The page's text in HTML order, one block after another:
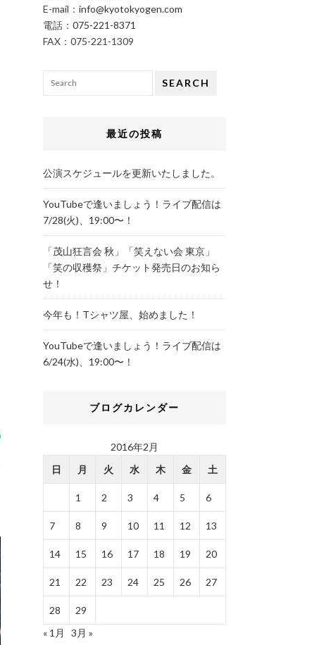
E-mail： info@kyotokyogen.com
電話： 075-221-8371
FAX：075-221-1309
SEARCH
最近の投稿
公演スケジュールを更新いたしました。
YouTubeで逢いましょう！ライブ配信は
7/28(火)、19:00〜！
「茂山狂言会 秋」「笑えない会 東京」
「笑の収穫祭」チケット発売日のお知ら
せ！
今年も！Tシャツ屋、始めました！
YouTubeで逢いましょう！ライブ配信は
6/24(水)、19:00〜！
ブログカレンダー
2016年2月
日
月 火 水 木 金 土
1 2 3 4 5 6
7 8 9 10 11 12 13
14 15 16 17 18 19 20
21 22 23 24 25 26 27
28
29
« 1月
3月 »